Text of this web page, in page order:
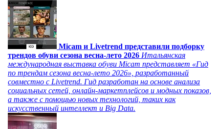
Micam и Livetrend представили подборку
трендов обуви сезона весна-лето 2026 Итальянская
международная выставка обуви Micam представляет «Гид
по трендам сезона весна-лето 2026», разработанный
совместно с Livetrend. Гид разработан на основе анализа
социальных сетей, онлайн-маркетплейсов и модных показов,
а также с помощью новых технологий, таких как
искусственный интеллект и Big Data.